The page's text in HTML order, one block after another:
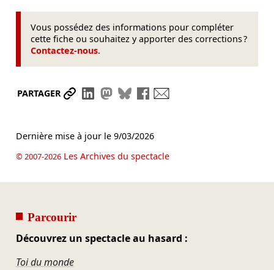
Vous possédez des informations pour compléter
cette fiche ou souhaitez y apporter des corrections ?
Contactez-nous.
PARTAGER Partager le lien
Partager sur LinkedIn
Partager sur Mastodon
Partager sur Bluesky
Partager sur Facebook
Dernière mise à jour le 9/03/2026
© 2007-2026Les Archives du spectacle
Parcourir
Découvrez un spectacle au hasard :
Toi du monde